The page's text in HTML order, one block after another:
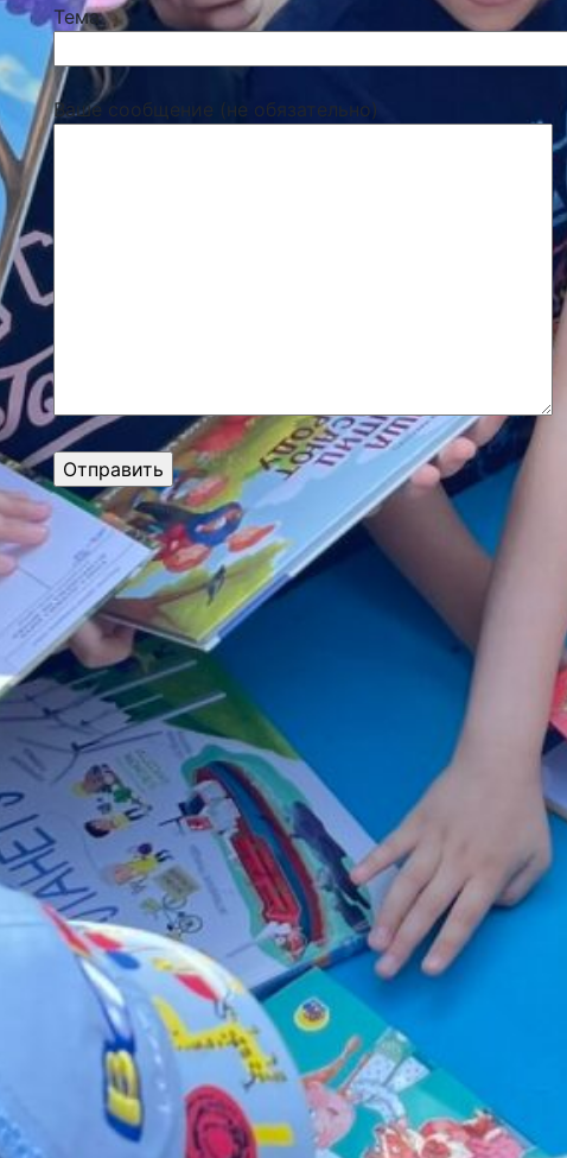
Тема
Ваше сообщение (не обязательно)